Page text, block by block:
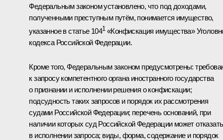
Федеральным законом установлено, что под доходами,
полученными преступным путём, понимается имущество,
указанное в статье 1041«Конфискация имущества»
кодекса Российской Федерации.
Кроме того, Федеральным законом предусмотрены:
к запросу компетентного органа иностранного государства
о признании и исполнении решения о конфискации;
подсудность таких запросов и порядок их рассмотрения
судами Российской Федерации; перечень оснований, при
наличии которых суд Российской Федерации может отказать
в исполнении запроса; виды, форма, содержание и порядок